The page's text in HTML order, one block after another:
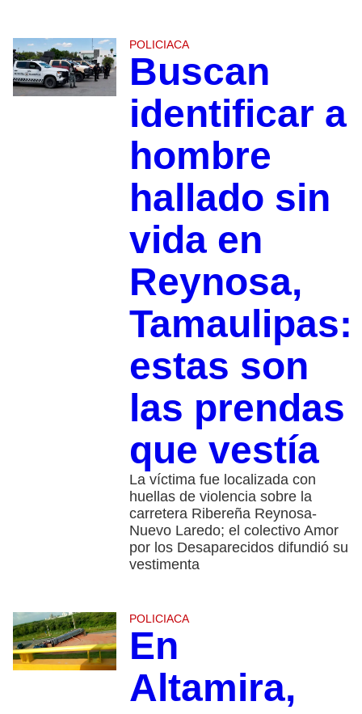
POLICIACA
Buscan
identificar a
hombre
hallado sin
vida en
Reynosa,
Tamaulipas:
estas son
las prendas
que vestía
La víctima fue localizada con
huellas de violencia sobre la
carretera Ribereña Reynosa-
Nuevo Laredo; el colectivo Amor
por los Desaparecidos difundió su
vestimenta
POLICIACA
En
Altamira,